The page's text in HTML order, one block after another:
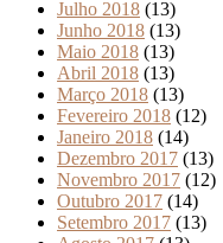
Julho 2018 (13)
Junho 2018 (13)
Maio 2018 (13)
Abril 2018 (13)
Março 2018 (13)
Fevereiro 2018 (12)
Janeiro 2018 (14)
Dezembro 2017 (13)
Novembro 2017 (12)
Outubro 2017 (14)
Setembro 2017 (13)